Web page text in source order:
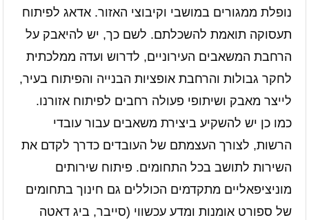
נופלת ממגורים במושבי וקיבוצי האזור. אדאג לפיתוח
תעסוקה תואמת להשכלתם. לשם כך, יש להיאבק על
הרחבת המשאבים העירוניים, לדרוש ועדה ממלכתית
לחקר גבולות והרחבת אופציות הבנייה והפיתוח בעיר,
לייצר מאבק ושיתופי פעולה רחבים לפיתוח אזורנו.
כמו כן יש להשקיע ביצירת משאבים עבור עובדי
הרשות, לצורך העצמתם של העובדים כדרך לקדם את
השירות לתושב בכל התחומים. פיתוח שירותים
מוניציפאליים מתקדמים הכוללים גם חינוך בתחומים
של ספורט אומנות ומדע עכשווי (סייבר, ביג דאטה